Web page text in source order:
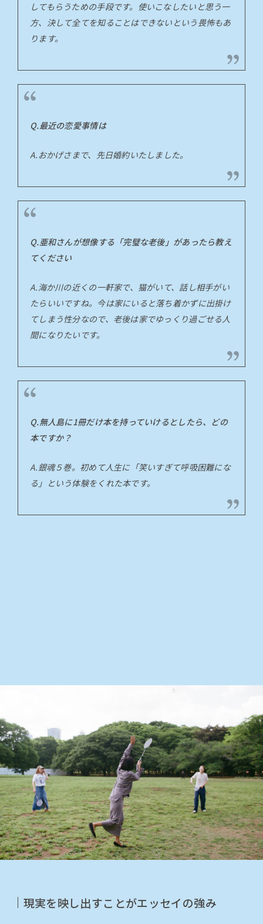
してもらうための手段です。使いこなしたいと思う一
方、決して全てを知ることはできないという畏怖もあ
ります。
Q.最近の恋愛事情は
A.おかげさまで、先日婚約いたしました。
Q.亜和さんが想像する「完璧な老後」があったら教え
てください
A.海か川の近くの一軒家で、猫がいて、話し相手がい
たらいいですね。今は家にいると落ち着かずに出掛け
てしまう性分なので、老後は家でゆっくり過ごせる人
間になりたいです。
Q.無人島に1冊だけ本を持っていけるとしたら、どの
本ですか？
A.銀魂５巻。初めて人生に「笑いすぎて呼吸困難にな
る」という体験をくれた本です。
現実を映し出すことがエッセイの強み